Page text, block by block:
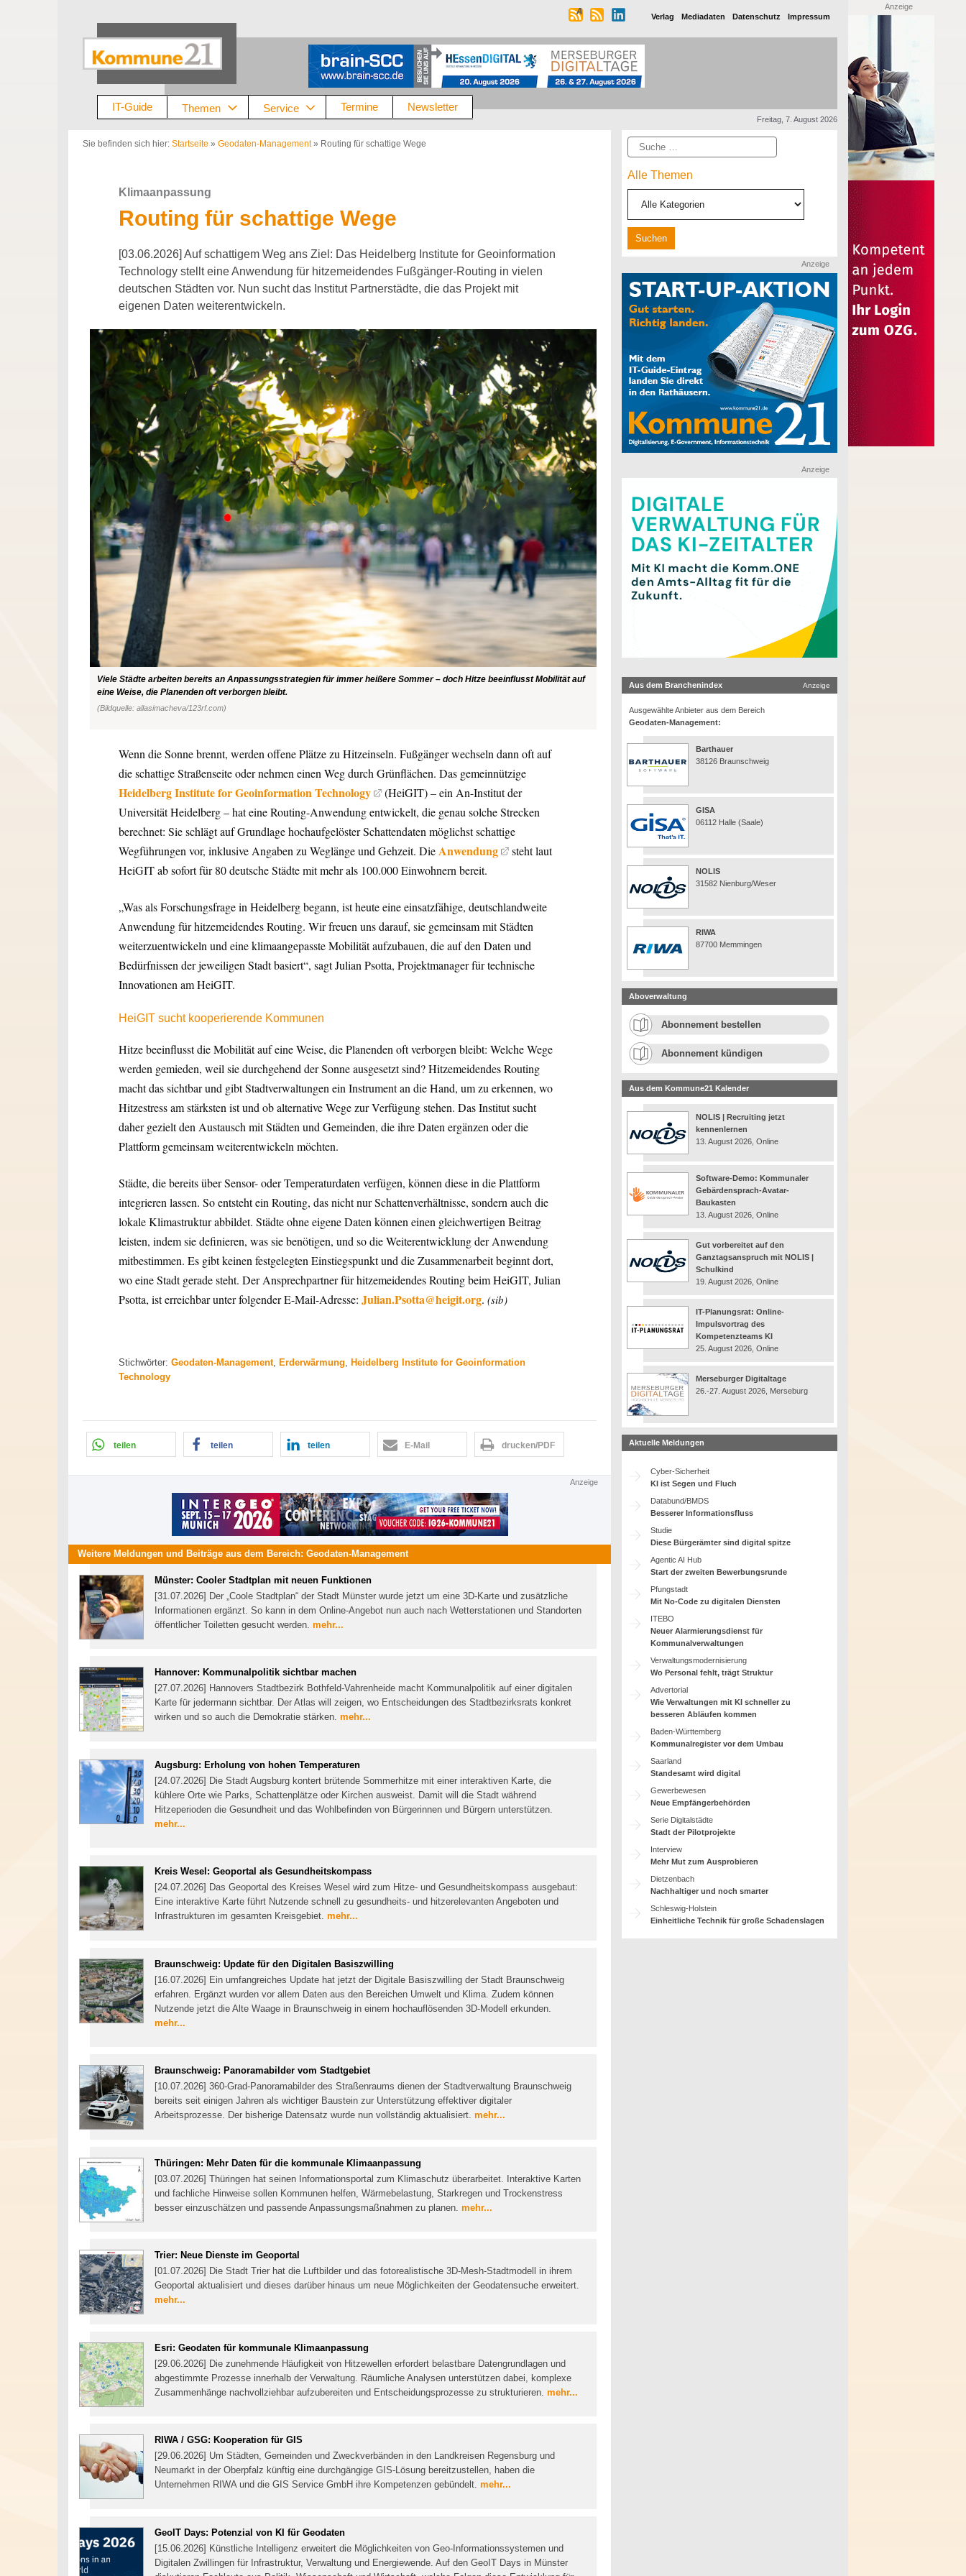
Verlag Mediadaten Datenschutz Impressum
IT-Guide Themen Service Termine Newsletter
Freitag, 7. August 2026
Sie befinden sich hier: Startseite » Geodaten-Management» Routing für schattige Wege
Klimaanpassung
Routing für schattige Wege
[03.06.2026] Auf schattigem Weg ans Ziel: Das Heidelberg Institute for Geoinformation
Technology stellt eine Anwendung für hitzemeidendes Fußgänger-Routing in vielen
deutschen Städten vor. Nun sucht das Institut Partnerstädte, die das Projekt mit
eigenen Daten weiterentwickeln.
Viele Städte arbeiten bereits an Anpassungsstrategien für immer heißere Sommer – doch Hitze beeinflusst Mobilität auf
eine Weise, die Planenden oft verborgen bleibt.
(Bildquelle: allasimacheva/123rf.com)
Wenn die Sonne brennt, werden offene Plätze zu Hitzeinseln. Fußgänger wechseln dann oft auf
die schattige Straßenseite oder nehmen einen Weg durch Grünflächen. Das gemeinnützige
Heidelberg Institute for Geoinformation Technology
(HeiGIT) – ein An-Institut der
Universität Heidelberg – hat eine Routing-Anwendung entwickelt, die genau solche Strecken
berechnet: Sie schlägt auf Grundlage hochaufgelöster Schattendaten möglichst schattige
Wegführungen vor, inklusive Angaben zu Weglänge und Gehzeit. DieAnwendung
steht laut
HeiGIT ab sofort für 80 deutsche Städte mit mehr als 100.000 Einwohnern bereit.
„Was als Forschungsfrage in Heidelberg begann, ist heute eine einsatzfähige, deutschlandweite
Anwendung für hitzemeidendes Routing. Wir freuen uns darauf, sie gemeinsam mit Städten
weiterzuentwickeln und eine klimaangepasste Mobilität aufzubauen, die auf den Daten und
Bedürfnissen der jeweiligen Stadt basiert“, sagt Julian Psotta, Projektmanager für technische
Innovationen am HeiGIT.
HeiGIT sucht kooperierende Kommunen
Hitze beeinflusst die Mobilität auf eine Weise, die Planenden oft verborgen bleibt: Welche Wege
werden gemieden, weil sie durchgehend der Sonne ausgesetzt sind? Hitzemeidendes Routing
macht das sichtbar und gibt Stadtverwaltungen ein Instrument an die Hand, um zu erkennen, wo
Hitzestress am stärksten ist und ob alternative Wege zur Verfügung stehen. Das Institut sucht
daher gezielt den Austausch mit Städten und Gemeinden, die ihre Daten ergänzen oder die
Plattform gemeinsam weiterentwickeln möchten.
Städte, die bereits über Sensor- oder Temperaturdaten verfügen, können diese in die Plattform
integrieren lassen. So entsteht ein Routing, das nicht nur Schattenverhältnisse, sondern auch die
lokale Klimastruktur abbildet. Städte ohne eigene Daten können einen gleichwertigen Beitrag
leisten, indem sie definieren, was sie benötigen, und so die Weiterentwicklung der Anwendung
mitbestimmen. Es gibt keinen festgelegten Einstiegspunkt und die Zusammenarbeit beginnt dort,
wo eine Stadt gerade steht. Der Ansprechpartner für hitzemeidendes Routing beim HeiGIT, Julian
Psotta, ist erreichbar unter folgender E-Mail-Adresse: Julian.Psotta@heigit.org. (sib)
Stichwörter: Geodaten-Management, Erderwärmung, Heidelberg Institute for Geoinformation
Technology
teilen teilen teilen E-Mail drucken/PDF
Anzeige
Weitere Meldungen und Beiträge aus dem Bereich: Geodaten-Management
Münster: Cooler Stadtplan mit neuen Funktionen
[31.07.2026] Der „Coole Stadtplan“ der Stadt Münster wurde jetzt um eine 3D-Karte und zusätzliche
Informationen ergänzt. So kann in dem Online-Angebot nun auch nach Wetterstationen und Standorten
öffentlicher Toiletten gesucht werden. mehr...
Hannover: Kommunalpolitik sichtbar machen
[27.07.2026] Hannovers Stadtbezirk Bothfeld-Vahrenheide macht Kommunalpolitik auf einer digitalen
Karte für jedermann sichtbar. Der Atlas will zeigen, wo Entscheidungen des Stadtbezirksrats konkret
wirken und so auch die Demokratie stärken. mehr...
Augsburg: Erholung von hohen Temperaturen
[24.07.2026] Die Stadt Augsburg kontert brütende Sommerhitze mit einer interaktiven Karte, die
kühlere Orte wie Parks, Schattenplätze oder Kirchen ausweist. Damit will die Stadt während
Hitzeperioden die Gesundheit und das Wohlbefinden von Bürgerinnen und Bürgern unterstützen.
mehr...
Kreis Wesel: Geoportal als Gesundheitskompass
[24.07.2026] Das Geoportal des Kreises Wesel wird zum Hitze- und Gesundheitskompass ausgebaut:
Eine interaktive Karte führt Nutzende schnell zu gesundheits- und hitzerelevanten Angeboten und
Infrastrukturen im gesamten Kreisgebiet. mehr...
Braunschweig: Update für den Digitalen Basiszwilling
[16.07.2026] Ein umfangreiches Update hat jetzt der Digitale Basiszwilling der Stadt Braunschweig
erfahren. Ergänzt wurden vor allem Daten aus den Bereichen Umwelt und Klima. Zudem können
Nutzende jetzt die Alte Waage in Braunschweig in einem hochauflösenden 3D-Modell erkunden.
mehr...
Braunschweig: Panoramabilder vom Stadtgebiet
[10.07.2026] 360-Grad-Panoramabilder des Straßenraums dienen der Stadtverwaltung Braunschweig
bereits seit einigen Jahren als wichtiger Baustein zur Unterstützung effektiver digitaler
Arbeitsprozesse. Der bisherige Datensatz wurde nun vollständig aktualisiert. mehr...
Thüringen: Mehr Daten für die kommunale Klimaanpassung
[03.07.2026] Thüringen hat seinen Informationsportal zum Klimaschutz überarbeitet. Interaktive Karten
und fachliche Hinweise sollen Kommunen helfen, Wärmebelastung, Starkregen und Trockenstress
besser einzuschätzen und passende Anpassungsmaßnahmen zu planen. mehr...
Trier: Neue Dienste im Geoportal
[01.07.2026] Die Stadt Trier hat die Luftbilder und das fotorealistische 3D-Mesh-Stadtmodell in ihrem
Geoportal aktualisiert und dieses darüber hinaus um neue Möglichkeiten der Geodatensuche erweitert.
mehr...
Esri: Geodaten für kommunale Klimaanpassung
[29.06.2026] Die zunehmende Häufigkeit von Hitzewellen erfordert belastbare Datengrundlagen und
abgestimmte Prozesse innerhalb der Verwaltung. Räumliche Analysen unterstützen dabei, komplexe
Zusammenhänge nachvollziehbar aufzubereiten und Entscheidungsprozesse zu strukturieren. mehr...
RIWA / GSG: Kooperation für GIS
[29.06.2026] Um Städten, Gemeinden und Zweckverbänden in den Landkreisen Regensburg und
Neumarkt in der Oberpfalz künftig eine durchgängige GIS-Lösung bereitzustellen, haben die
Unternehmen RIWA und die GIS Service GmbH ihre Kompetenzen gebündelt. mehr...
GeoIT Days: Potenzial von KI für Geodaten
[15.06.2026] Künstliche Intelligenz erweitert die Möglichkeiten von Geo-Informationssystemen und
Digitalen Zwillingen für Infrastruktur, Verwaltung und Energiewende. Auf den GeoIT Days in Münster
Suche
Alle Themen
Anzeige
Anzeige
Aus dem Branchenindex Anzeige
Ausgewählte Anbieter aus dem Bereich
Geodaten-Management:
Barthauer
38126 Braunschweig
GISA
06112 Halle (Saale)
NOLIS
31582 Nienburg/Weser
RIWA
87700 Memmingen
Aboverwaltung
Abonnement bestellen
Abonnement kündigen
Aus dem Kommune21 Kalender
NOLIS | Recruiting jetzt
kennenlernen
13. August 2026, Online
Software-Demo: Kommunaler
Gebärdensprach-Avatar-
Baukasten
13. August 2026, Online
Gut vorbereitet auf den
Ganztagsanspruch mit NOLIS |
Schulkind
19. August 2026, Online
IT-Planungsrat: Online-
Impulsvortrag des
Kompetenzteams KI
25. August 2026, Online
Merseburger Digitaltage
26.-27. August 2026, Merseburg
Aktuelle Meldungen
Cyber-Sicherheit
KI ist Segen und Fluch
Databund/BMDS
Besserer Informationsfluss
Studie
Diese Bürgerämter sind digital spitze
Agentic AI Hub
Start der zweiten Bewerbungsrunde
Pfungstadt
Mit No-Code zu digitalen Diensten
ITEBO
Neuer Alarmierungsdienst für
Kommunalverwaltungen
Verwaltungsmodernisierung
Wo Personal fehlt, trägt Struktur
Advertorial
Wie Verwaltungen mit KI schneller zu
besseren Abläufen kommen
Baden-Württemberg
Kommunalregister vor dem Umbau
Saarland
Standesamt wird digital
Gewerbewesen
Neue Empfängerbehörden
Serie Digitalstädte
Stadt der Pilotprojekte
Interview
Mehr Mut zum Ausprobieren
Dietzenbach
Nachhaltiger und noch smarter
Schleswig-Holstein
Einheitliche Technik für große Schadenslagen
Anzeige